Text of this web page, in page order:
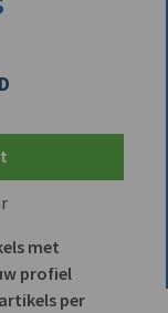
met
profiel
per